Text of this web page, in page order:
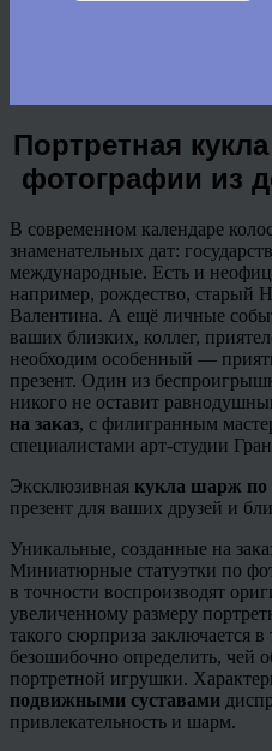
Портретная
фотографии из
В современном календаре
знаменательных дат:
международные. Есть и
например, рождество, старый
Валентина. А ещё личные
ваших близких, коллег,
необходим особенный —
презент. Один из
никого не оставит
на заказ, с филигранным
специалистами арт-студии
Эксклюзивная кукла шарж по
презент для ваших друзей и
Уникальные, созданные на
Миниатюрные статуэтки по
в точности воспроизводят
увеличенному размеру
такого сюрприза заключается в
безошибочно определить, чей
портретной игрушки.
подвижными суставами
привлекательность и шарм.